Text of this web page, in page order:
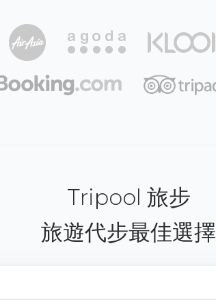
Tripool 旅步
旅遊代步最佳選擇